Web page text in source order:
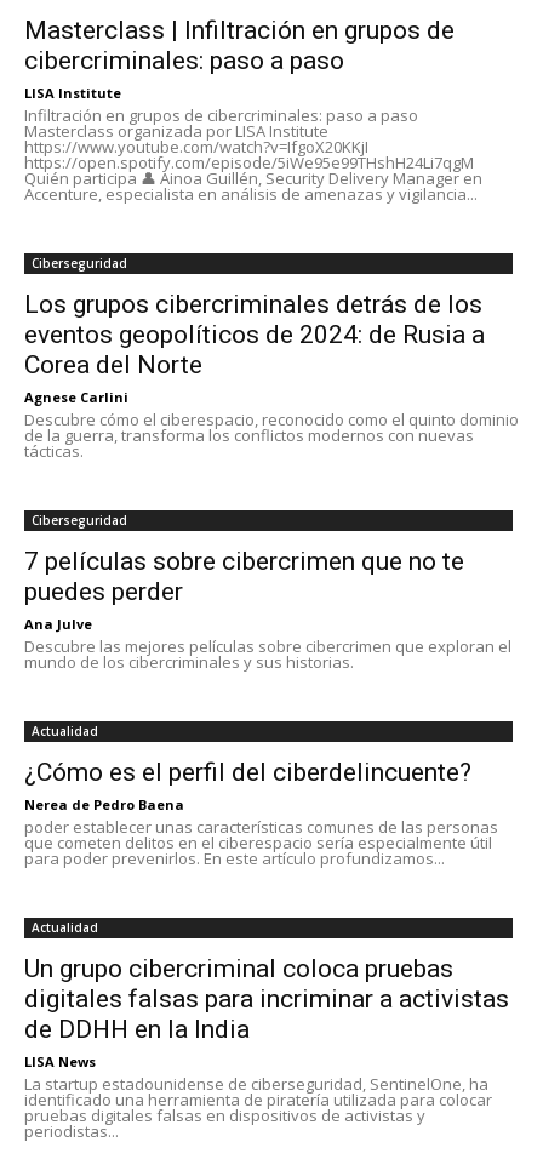
Masterclass | Infiltración en grupos de
cibercriminales: paso a paso
LISA Institute
Infiltración en grupos de cibercriminales: paso a paso
Masterclass organizada por LISA Institute
https://www.youtube.com/watch?v=IfgoX20KKjI
https://open.spotify.com/episode/5iWe95e99THshH24Li7qgM
Quién participa 👤 Ainoa Guillén, Security Delivery Manager en
Accenture, especialista en análisis de amenazas y vigilancia...
Ciberseguridad
Los grupos cibercriminales detrás de los
eventos geopolíticos de 2024: de Rusia a
Corea del Norte
Agnese Carlini
Descubre cómo el ciberespacio, reconocido como el quinto dominio
de la guerra, transforma los conflictos modernos con nuevas
tácticas.
Ciberseguridad
7 películas sobre cibercrimen que no te
puedes perder
Ana Julve
Descubre las mejores películas sobre cibercrimen que exploran el
mundo de los cibercriminales y sus historias.
Actualidad
¿Cómo es el perfil del ciberdelincuente?
Nerea de Pedro Baena
poder establecer unas características comunes de las personas
que cometen delitos en el ciberespacio sería especialmente útil
para poder prevenirlos. En este artículo profundizamos...
Actualidad
Un grupo cibercriminal coloca pruebas
digitales falsas para incriminar a activistas
de DDHH en la India
LISA News
La startup estadounidense de ciberseguridad, SentinelOne, ha
identificado una herramienta de piratería utilizada para colocar
pruebas digitales falsas en dispositivos de activistas y
periodistas...